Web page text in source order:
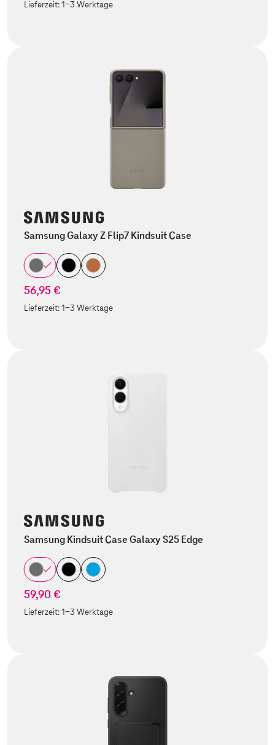
Lieferzeit:1-3 Werktage
Samsung Galaxy Z Flip7 Kindsuit Case
56,95 €
Lieferzeit:1-3 Werktage
Samsung Kindsuit Case Galaxy S25 Edge
59,90 €
Lieferzeit:1-3 Werktage